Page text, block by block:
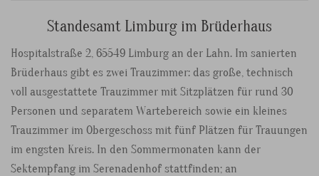
Standesamt Limburg im Brüderhaus
Hospitalstraße 2, 65549 Limburg an der Lahn. Im sanierten
Brüderhaus gibt es zwei Trauzimmer: das große, technisch
voll ausgestattete Trauzimmer mit Sitzplätzen für rund 30
Personen und separatem Wartebereich sowie ein kleines
Trauzimmer im Obergeschoss mit fünf Plätzen für Trauungen
im engsten Kreis. In den Sommermonaten kann der
Sektempfang im Serenadenhof stattfinden; an